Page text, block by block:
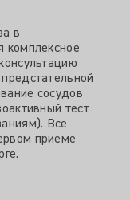
в
комплексное
сосудов
тест
Все
приеме